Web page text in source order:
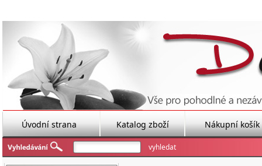
Úvodní strana Katalog zboží Nákupní košík